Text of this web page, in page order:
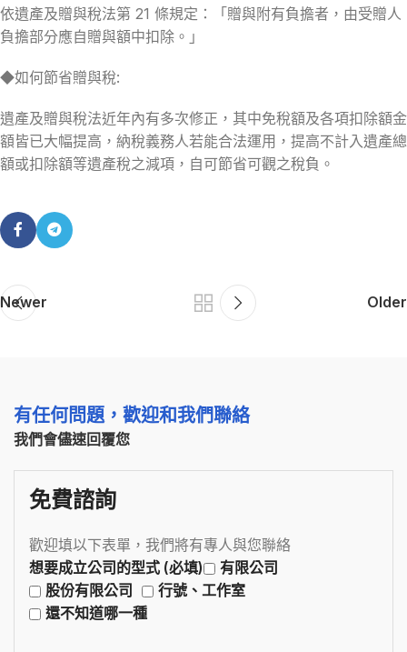
依遺產及贈與稅法第 21 條規定：「贈與附有負擔者，由受贈人
負擔部分應自贈與額中扣除。」
◆如何節省贈與稅:
遺產及贈與稅法近年內有多次修正，其中免稅額及各項扣除額金
額皆已大幅提高，納稅義務人若能合法運用，提高不計入遺產總
額或扣除額等遺產稅之減項，自可節省可觀之稅負。
Newer Older
有任何問題，歡迎和我們聯絡
我們會儘速回覆您
免費諮詢
歡迎填以下表單，我們將有專人與您聯絡
想要成立公司的型式 (必填)
有限公司
股份有限公司
行號、工作室
還不知道哪一種